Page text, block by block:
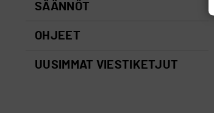
SÄÄNNÖT
OHJEET
UUSIMMAT VIESTIKETJUT